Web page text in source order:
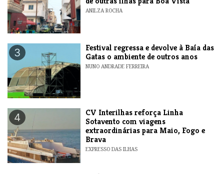
ANILZA ROCHA
3
Festival regressa e devolve à Baía das
Gatas o ambiente de outros anos
NUNO ANDRADE FERREIRA
4
​CV Interilhas reforça Linha
Sotavento com viagens
extraordinárias para Maio, Fogo e
Brava
EXPRESSO DAS ILHAS